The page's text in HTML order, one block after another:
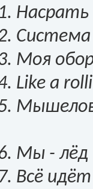
Система
Моя
Like a
Мы - лёд
Всё